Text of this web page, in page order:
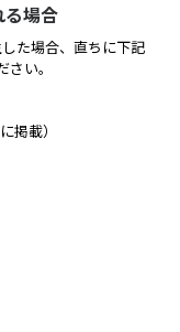
る場合
た場合、直ちに下記
い。
掲載）